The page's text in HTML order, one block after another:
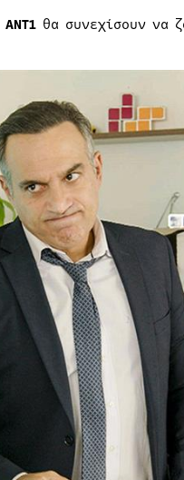
ΑΝΤ1 θα συνεχίσουν να